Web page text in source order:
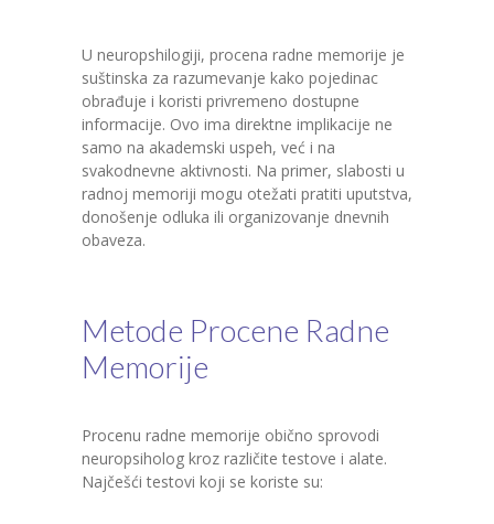
U neuropshilogiji, procena radne memorije je
suštinska za razumevanje kako pojedinac
obrađuje i koristi privremeno dostupne
informacije. Ovo ima direktne implikacije ne
samo na akademski uspeh, već i na
svakodnevne aktivnosti. Na primer, slabosti u
radnoj memoriji mogu otežati pratiti uputstva,
donošenje odluka ili organizovanje dnevnih
obaveza.
Metode Procene Radne
Memorije
Procenu radne memorije obično sprovodi
neuropsiholog kroz različite testove i alate.
Najčešći testovi koji se koriste su: